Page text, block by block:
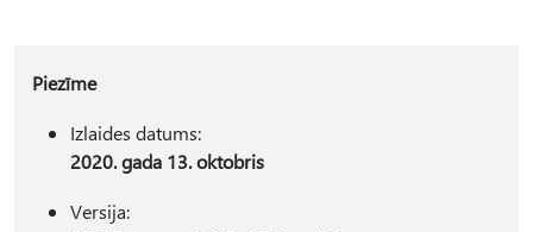
Piezīme
Izlaides datums:
2020. gada 13. oktobris
Versija: